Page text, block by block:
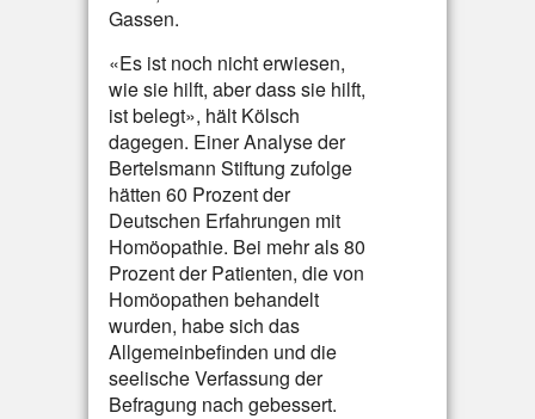
Gassen.
«Es ist noch nicht erwiesen,
wie sie hilft, aber dass sie hilft,
ist belegt», hält Kölsch
dagegen. Einer Analyse der
Bertelsmann Stiftung zufolge
hätten 60 Prozent der
Deutschen Erfahrungen mit
Homöopathie. Bei mehr als 80
Prozent der Patienten, die von
Homöopathen behandelt
wurden, habe sich das
Allgemeinbefinden und die
seelische Verfassung der
Befragung nach gebessert.